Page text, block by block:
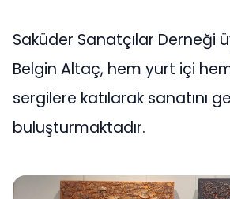
Saküder Sanatçılar Derneği
Belgin Altaç, hem yurt içi
sergilere katılarak sanatını
buluşturmaktadır.